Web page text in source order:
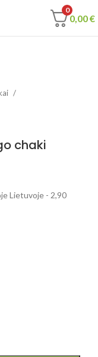
0
0,00€
chaki
Lietuvoje - 2,90